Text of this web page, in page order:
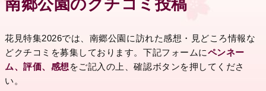
南郷公園のクチコミ投稿
花見特集2026では、南郷公園に訪れた感想・見どころ情報な
どクチコミを募集しております。下記フォームにペンネー
ム、評価、感想 をご記入の上、確認ボタンを押してくださ
い。